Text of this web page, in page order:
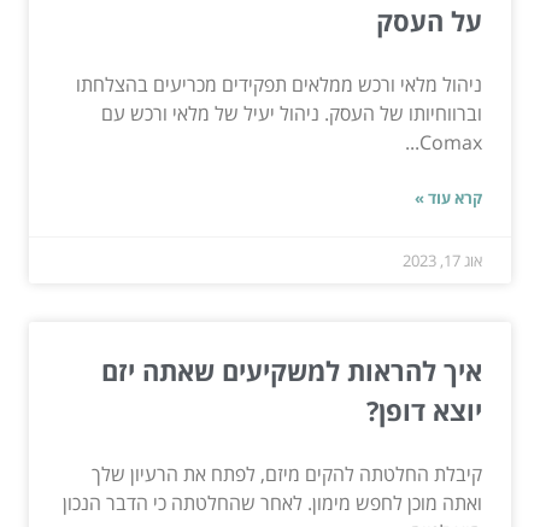
על העסק
ניהול מלאי ורכש ממלאים תפקידים מכריעים בהצלחתו
וברווחיותו של העסק. ניהול יעיל של מלאי ורכש עם
Comax...
קרא עוד »
אוג 17, 2023
איך להראות למשקיעים שאתה יזם
יוצא דופן?
קיבלת החלטתה להקים מיזם, לפתח את הרעיון שלך
ואתה מוכן לחפש מימון. לאחר שהחלטתה כי הדבר הנכון